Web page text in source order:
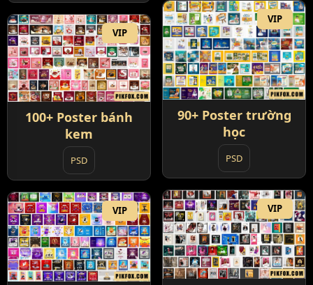
VIP
90+ Poster trường
học
PSD
VIP
100+ Poster bánh
kem
PSD
VIP
VIP